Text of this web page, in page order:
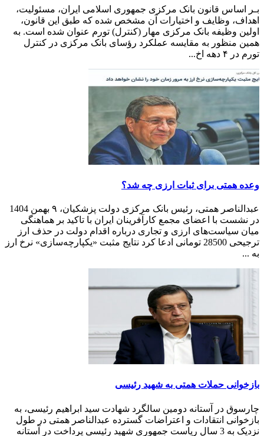
بـر اساس قانون بانک مرکزی جمهوری اسلامی ایران، مسئولیت‌،
اهداف، وظایف و اختیارات آن مشخص شده که طبق این قانون،
اولین وظیفه بانک مرکزی مهار (کنترل) تورم عنوان شده است. به
همین منظور به مقایسه عملکرد رؤسای بانک مرکزی در کنترل
تورم در ۴ دهه اخ...
وعده همتی برای ثبات ارزی چه شد؟
عبدالناصر همتی، رئیس بانک مرکزی دولت پزشکیان، ۹ بهمن 1404
در نشست با اعضای مجمع کارآفرینان ایران با تاکید بر هماهنگی
میان سیاست‌های ارزی و تجاری درباره اقدام دولت در حذف ارز
ترجیحی 28500 تومانی ادعا کرد نتایج مثبت «یکپارچه‌سازی» نرخ ارز
به ...
بازخوانی حملات همتی به شهید رئیسی
چارسوق در آستانه دومین سالگرد شهادت سید ابراهیم رئیسی، به
بازخوانی انتقادات و اعتراضات گسترده عبدالناصر همتی در طول
نزدیک به 3 سال ریاست جمهوری شهید رئیسی پرداخت در آستانه